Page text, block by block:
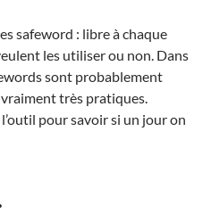
safeword : libre à chaque
les utiliser ou non. Dans
sont probablement
très pratiques.
pour savoir si un jour on